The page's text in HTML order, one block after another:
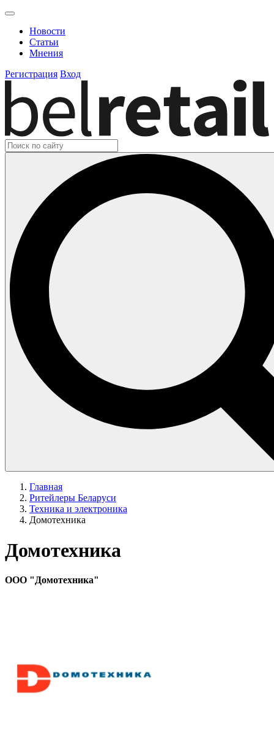
Новости
Статьи
Мнения
Регистрация Вход
Главная
Ритейлеры Беларуси
Техника и электроника
Домотехника
Домотехника
ООО "Домотехника"